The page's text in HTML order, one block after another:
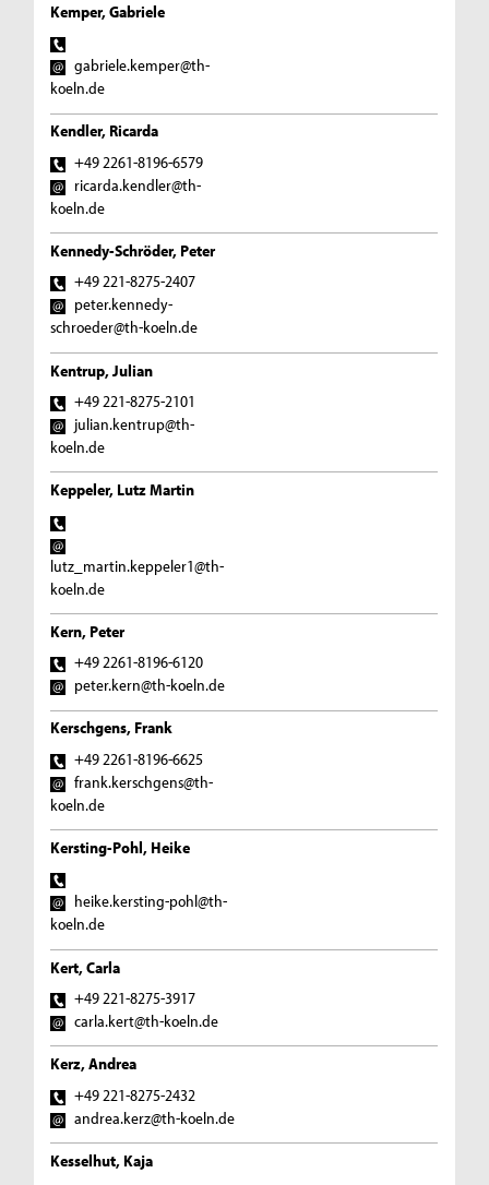
Kemper, Gabriele
gabriele.kemper@th-
koeln.de
Kendler, Ricarda
+49 2261-8196-6579
ricarda.kendler@th-
koeln.de
Kennedy-Schröder, Peter
+49 221-8275-2407
peter.kennedy-
schroeder@th-koeln.de
Kentrup, Julian
+49 221-8275-2101
julian.kentrup@th-
koeln.de
Keppeler, Lutz Martin
lutz_martin.keppeler1@th-
koeln.de
Kern, Peter
+49 2261-8196-6120
peter.kern@th-koeln.de
Kerschgens, Frank
+49 2261-8196-6625
frank.kerschgens@th-
koeln.de
Kersting-Pohl, Heike
heike.kersting-pohl@th-
koeln.de
Kert, Carla
+49 221-8275-3917
carla.kert@th-koeln.de
Kerz, Andrea
+49 221-8275-2432
andrea.kerz@th-koeln.de
Kesselhut, Kaja